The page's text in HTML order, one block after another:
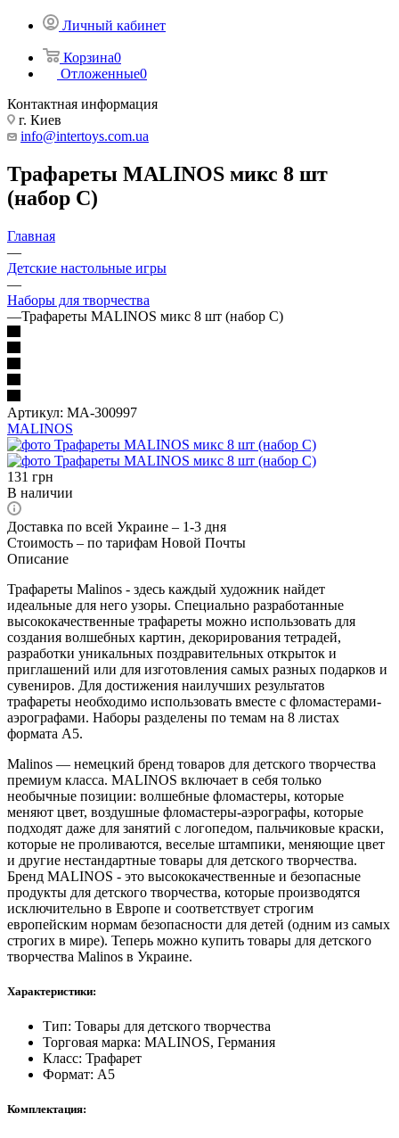
Личный кабинет
Корзина0
Отложенные0
Контактная информация
г. Киев
info@intertoys.com.ua
Трафареты MALINOS микс 8 шт
(набор C)
Главная
—
Детские настольные игры
—
Наборы для творчества
—Трафареты MALINOS микс 8 шт (набор C)
Артикул: MA-300997
MALINOS
131 грн
В наличии
Доставка по всей Украине – 1-3 дня
Стоимость – по тарифам Новой Почты
Описание
Трафареты Malinos - здесь каждый художник найдет
идеальные для него узоры. Специально разработанные
высококачественные трафареты можно использовать для
создания волшебных картин, декорирования тетрадей,
разработки уникальных поздравительных открыток и
приглашений или для изготовления самых разных подарков и
сувениров. Для достижения наилучших результатов
трафареты необходимо использовать вместе с фломастерами-
аэрографами. Наборы разделены по темам на 8 листах
формата A5.
Malinos — немецкий бренд товаров для детского творчества
премиум класса. MALINOS включает в себя только
необычные позиции: волшебные фломастеры, которые
меняют цвет, воздушные фломастеры-аэрографы, которые
подходят даже для занятий с логопедом, пальчиковые краски,
которые не проливаются, веселые штампики, меняющие цвет
и другие нестандартные товары для детского творчества.
Бренд MALINOS - это высококачественные и безопасные
продукты для детского творчества, которые производятся
исключительно в Европе и соответствует строгим
европейским нормам безопасности для детей (одним из самых
строгих в мире). Теперь можно купить товары для детского
творчества Malinos в Украине.
Характеристики:
Тип: Товары для детского творчества
Торговая марка: MALINOS, Германия
Класс: Трафарет
Формат: А5
Комплектация: